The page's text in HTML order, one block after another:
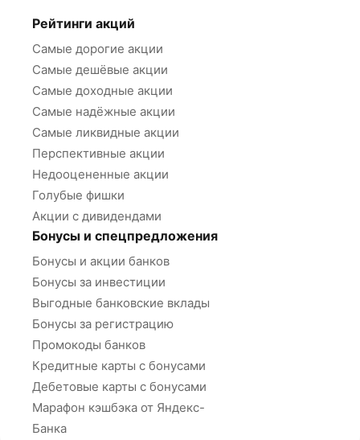
Рейтинги акций
Самые дорогие акции
Самые дешёвые акции
Самые доходные акции
Самые надёжные акции
Самые ликвидные акции
Перспективные акции
Недооцененные акции
Голубые фишки
Акции с дивидендами
Бонусы и спецпредложения
Бонусы и акции банков
Бонусы за инвестиции
Выгодные банковские вклады
Бонусы за регистрацию
Промокоды банков
Кредитные карты с бонусами
Дебетовые карты с бонусами
Марафон кэшбэка от Яндекс-
Банка